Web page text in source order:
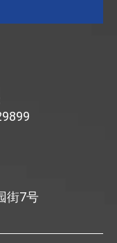
街7号